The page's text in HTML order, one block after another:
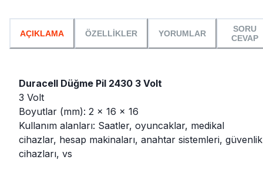
AÇIKLAMA ÖZELLİKLER YORUMLAR
SORU
CEVAP
Duracell Düğme Pil 2430 3 Volt
3 Volt
Boyutlar (mm): 2 x 16 x 16
Kullanım alanları: Saatler, oyuncaklar, medikal
cihazlar, hesap makinaları, anahtar sistemleri, güvenlik
cihazları, vs